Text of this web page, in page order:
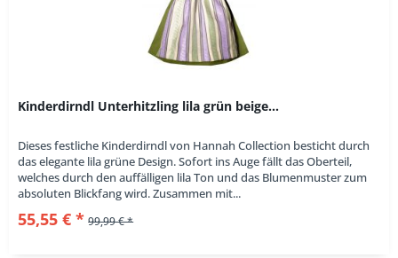
Kinderdirndl Unterhitzling lila grün beige...
Dieses festliche Kinderdirndl von Hannah Collection besticht durch
das elegante lila grüne Design. Sofort ins Auge fällt das Oberteil,
welches durch den auffälligen lila Ton und das Blumenmuster zum
absoluten Blickfang wird. Zusammen mit...
55,55 € * 99,99 € *